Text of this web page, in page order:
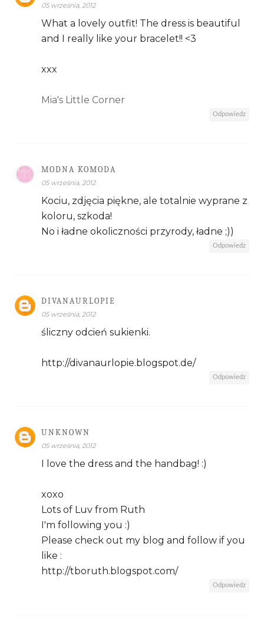
05 września, 2012
What a lovely outfit! The dress is beautiful
and I really like your bracelet!! <3
xxx
Mia's Little Corner
Odpowiedz
MODNA KOMODA
05 września, 2012
Kociu, zdjęcia piękne, ale totalnie wyprane z
koloru, szkoda!
No i ładne okoliczności przyrody, ładne ;))
Odpowiedz
DIVANAURLOPIE
05 września, 2012
śliczny odcień sukienki.
http://divanaurlopie.blogspot.de/
Odpowiedz
UNKNOWN
05 września, 2012
I love the dress and the handbag! :)
xoxo
Lots of Luv from Ruth
I'm following you :)
Please check out my blog and follow if you
like :
http://tboruth.blogspot.com/
Odpowiedz